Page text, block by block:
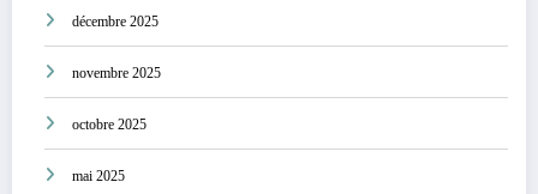
décembre 2025
novembre 2025
octobre 2025
mai 2025